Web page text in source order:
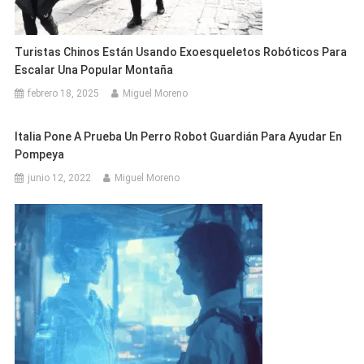
Turistas Chinos Están Usando Exoesqueletos Robóticos Para
Escalar Una Popular Montaña
febrero 18, 2025 Miguel Moreno
Italia Pone A Prueba Un Perro Robot Guardián Para Ayudar En
Pompeya
junio 12, 2022 Miguel Moreno